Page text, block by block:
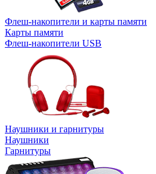
Флеш-накопители и карты памяти
Карты памяти
Флеш-накопители USB
Наушники и гарнитуры
Наушники
Гарнитуры